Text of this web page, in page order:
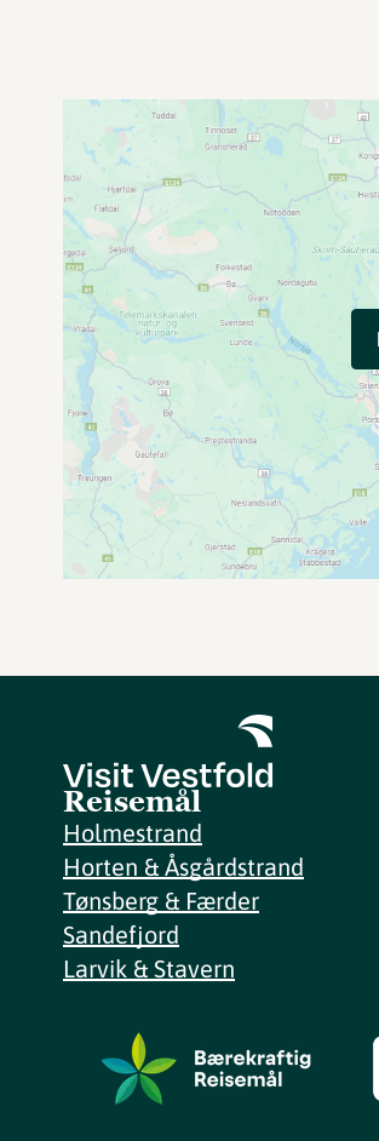
Reisemål
Holmestrand
Horten & Åsgårdstrand
Tønsberg & Færder
Sandefjord
Larvik & Stavern